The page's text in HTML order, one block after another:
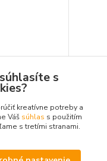
Skladom 3 balenie
s
kreatívne potreby a
Váš súhlas s použitím
s tretími stranami.